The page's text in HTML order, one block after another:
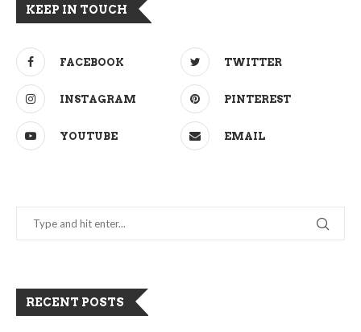
KEEP IN TOUCH
FACEBOOK TWITTER
INSTAGRAM PINTEREST
YOUTUBE EMAIL
RECENT POSTS